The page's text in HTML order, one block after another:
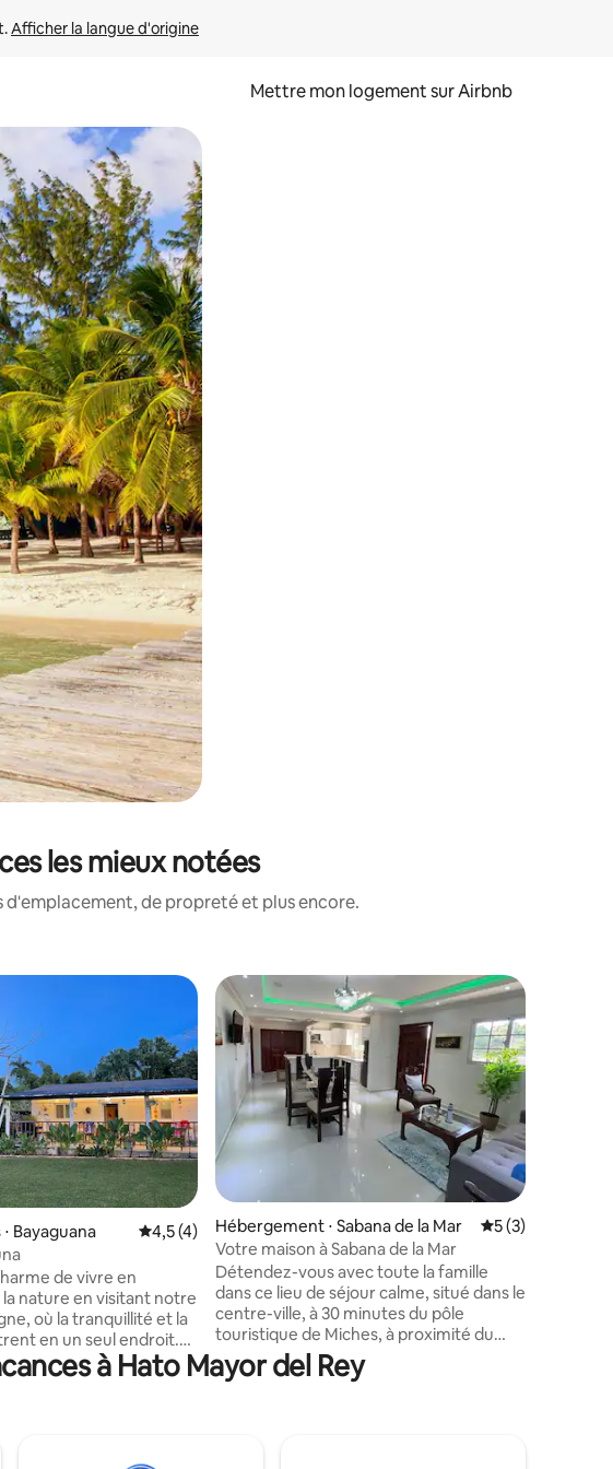
Afficher la langue d'origine
Mettre mon logement sur Airbnb
et en faisant glisser.
les mieux notées
d'emplacement, de propreté et plus encore.
de 20 commentaires : 4,9 sur 5
Bayaguana Évaluation moyenne sur la base de 4 commentaires : 4,5 sur 5
4,5 (4)
de vivre en
nature en visitant notre
où la tranquillité et la
en un seul endroit.
qui cherchent à se
bruit de la ville et à se
sûr. Nous
Hébergement ⋅ Sabana de la Mar Évaluation
5 (3)
Votre maison à Sabana de la Mar
Détendez-vous avec toute la famille
dans ce lieu de séjour calme, situé dans le
centre-ville, à 30 minutes du pôle
touristique de Miches, à proximité du
parc national Los Haitises. Avec de
grands espaces intérieurs, accès au
à Hato Mayor del Rey